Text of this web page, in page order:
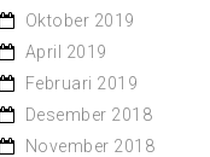
Oktober 2019
April 2019
Februari 2019
Desember 2018
November 2018